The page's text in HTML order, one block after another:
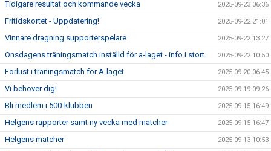
Tidigare resultat och kommande vecka 2025-09-23 06:36
Fritidskortet - Uppdatering! 2025-09-22 21:01
Vinnare dragning supporterspelare 2025-09-22 13:27
Onsdagens träningsmatch inställd för a-laget - info i stort 2025-09-22 10:50
Förlust i träningsmatch för A-laget 2025-09-20 06:45
Vi behöver dig! 2025-09-19 09:26
Bli medlem i 500-klubben 2025-09-15 16:49
Helgens rapporter samt ny vecka med matcher 2025-09-15 16:47
Helgens matcher 2025-09-13 10:53